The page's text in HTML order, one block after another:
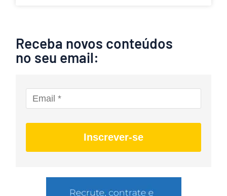
Receba novos conteúdos
no seu email:
Inscrever-se